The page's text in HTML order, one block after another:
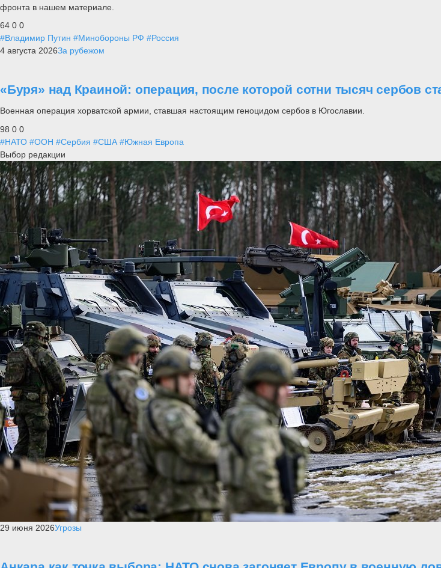
фронта в нашем материале.
64 0 0
#Владимир Путин #Минобороны РФ #Россия
4 августа 2026За рубежом
«Буря» над Краиной: операция, после которой сотни тысяч сербов
Военная операция хорватской армии, ставшая настоящим геноцидом сербов в Югославии.
98 0 0
#НАТО #ООН #Сербия #США #Южная Европа
Выбор редакции
29 июня 2026Угрозы